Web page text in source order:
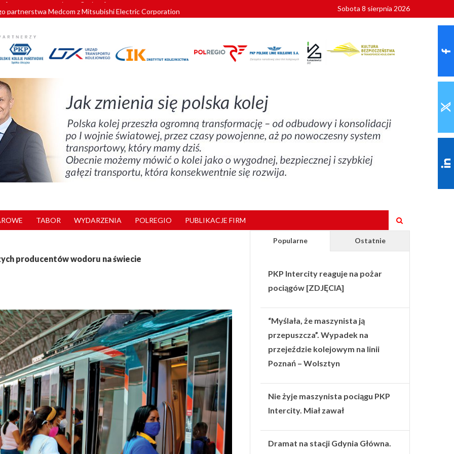
partnerstwa Medcom z Mitsubishi Electric Corporation
znów szuka dostawcy nowych EZT
kolejowych w północnej Wielkopolsce. Łatwiejsze dojazdy do pracy i szkoły
nowe standardy kategoryzacji dworców
Sobota 8 sierpnia 2026
TABOR WYDARZENIA POLREGIO PUBLIKACJE FIRM
producentów wodoru na świecie
Popularne Ostatnie
PKP Intercity reaguje na pożar
pociągów [ZDJĘCIA]
“Myślała, że maszynista ją
przepuszcza”. Wypadek na
przejeździe kolejowym na linii
Poznań – Wolsztyn
Nie żyje maszynista pociągu PKP
Intercity. Miał zawał
Dramat na stacji Gdynia Główna.